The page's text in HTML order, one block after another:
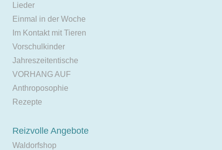
Lieder
Einmal in der Woche
Im Kontakt mit Tieren
Vorschulkinder
Jahreszeitentische
VORHANG AUF
Anthroposophie
Rezepte
Reizvolle Angebote
Waldorfshop